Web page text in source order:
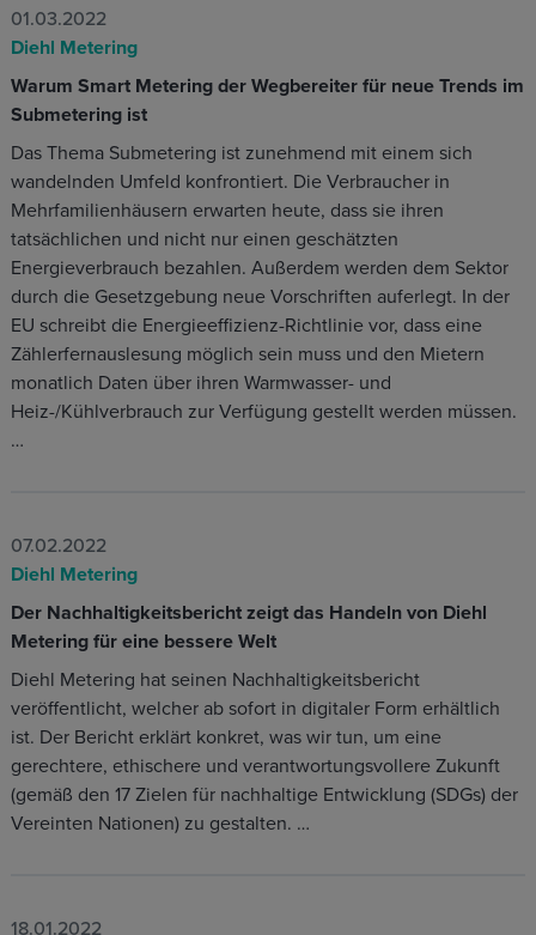
01.03.2022
Diehl Metering
Warum Smart Metering der Wegbereiter für neue Trends im
Submetering ist
Das Thema Submetering ist zunehmend mit einem sich
wandelnden Umfeld konfrontiert. Die Verbraucher in
Mehrfamilienhäusern erwarten heute, dass sie ihren
tatsächlichen und nicht nur einen geschätzten
Energieverbrauch bezahlen. Außerdem werden dem Sektor
durch die Gesetzgebung neue Vorschriften auferlegt. In der
EU schreibt die Energieeffizienz-Richtlinie vor, dass eine
Zählerfernauslesung möglich sein muss und den Mietern
monatlich Daten über ihren Warmwasser- und
Heiz-/Kühlverbrauch zur Verfügung gestellt werden müssen.
…
07.02.2022
Diehl Metering
Der Nachhaltigkeitsbericht zeigt das Handeln von Diehl
Metering für eine bessere Welt
Diehl Metering hat seinen Nachhaltigkeitsbericht
veröffentlicht, welcher ab sofort in digitaler Form erhältlich
ist. Der Bericht erklärt konkret, was wir tun, um eine
gerechtere, ethischere und verantwortungsvollere Zukunft
(gemäß den 17 Zielen für nachhaltige Entwicklung (SDGs) der
Vereinten Nationen) zu gestalten. …
18.01.2022